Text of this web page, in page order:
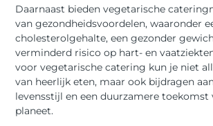
Daarnaast bieden vegetarische
van gezondheidsvoordelen, waaronder
cholesterolgehalte, een gezonder
verminderd risico op hart- en
voor vegetarische catering kun je niet
van heerlijk eten, maar ook bijdragen
levensstijl en een duurzamere toekomst
planeet.